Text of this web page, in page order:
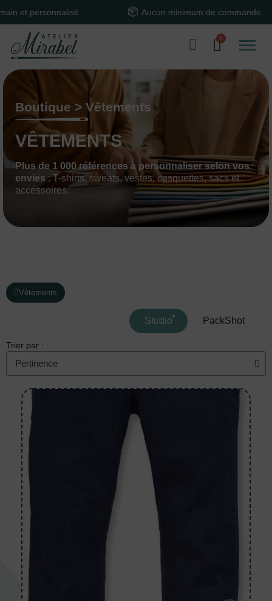
Aucun minimum de commande
Boutique > Vêtements
VÊTEMENTS
Plus de 1 000 références à personnaliser selon vos
envies : T-shirts, sweats, vestes, casquettes, sacs et
accessoires.
Vêtements
Studio PackShot
Trier par :